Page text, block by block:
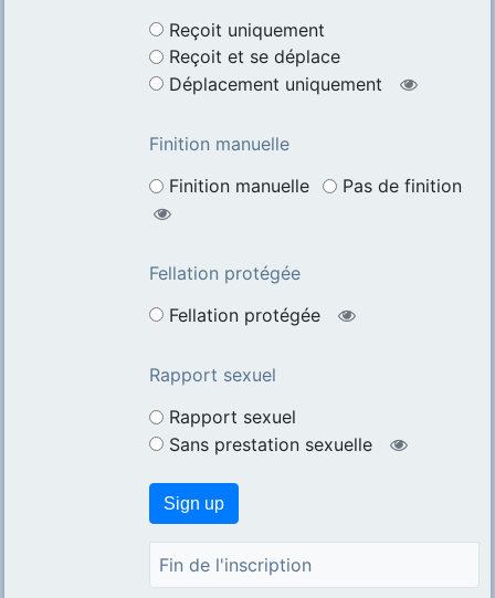
Reçoit uniquement
Reçoit et se déplace
Déplacement uniquement
Finition manuelle
Finition manuelle
Pas de finition
Fellation protégée
Fellation protégée
Rapport sexuel
Rapport sexuel
Sans prestation sexuelle
Fin de l'inscription